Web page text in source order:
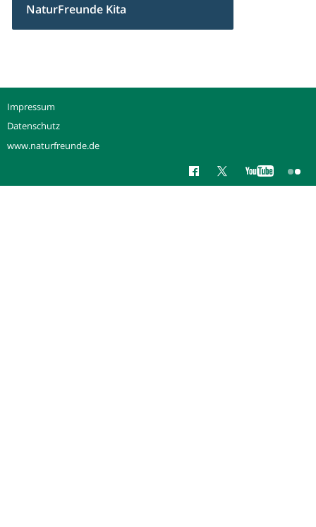
NaturFreunde Kita
Impressum
Datenschutz
www.naturfreunde.de